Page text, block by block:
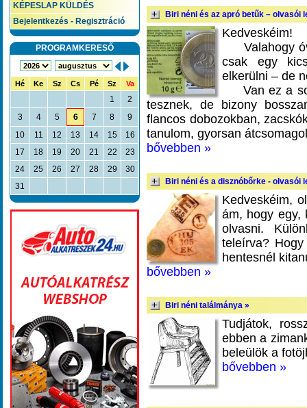
KÉPESLAP KÜLDÉS
Bejelentkezés - Regisztráció
PROGRAMKERESŐ
Hé Ke Sz Cs Pé Sz Va
1
2
3
4 5 6 7 8
9
10
11 12 13 14 15
16
17
18 19 20 21 22
23
24
25 26 27 28 29
30
31
Biri néni és az apró betűk – olvasói
Kedveskéim!
Valahogy
csak egy
elkerülni – de
Van ez a
tesznek, de bizony
flancos dobozokban,
tanulom, gyorsan
bővebben »
Biri néni és a disznóbőrke - olvasói
Kedveskéim,
ám, hogy egy,
olvasni.
teleírva?
hentesnél
bővebben »
Biri néni találmánya »
Tudjátok,
ebben a
beleülök a
bővebben »